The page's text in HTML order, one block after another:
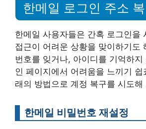
한메일 로그인 주소
한메일 사용자들은 간혹 로그인을
접근이 어려운 상황을 맞이하기도
번호를 잊거나, 아이디를 기억하지
인 페이지에서 어려움을 느끼기
래의 방법으로 계정 복구를 시도해
한메일 비밀번호 재설정